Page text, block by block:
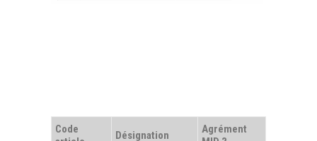
Code
Désignation
Agrément